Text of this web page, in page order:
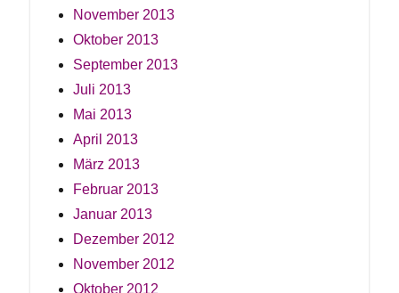
November 2013
Oktober 2013
September 2013
Juli 2013
Mai 2013
April 2013
März 2013
Februar 2013
Januar 2013
Dezember 2012
November 2012
Oktober 2012